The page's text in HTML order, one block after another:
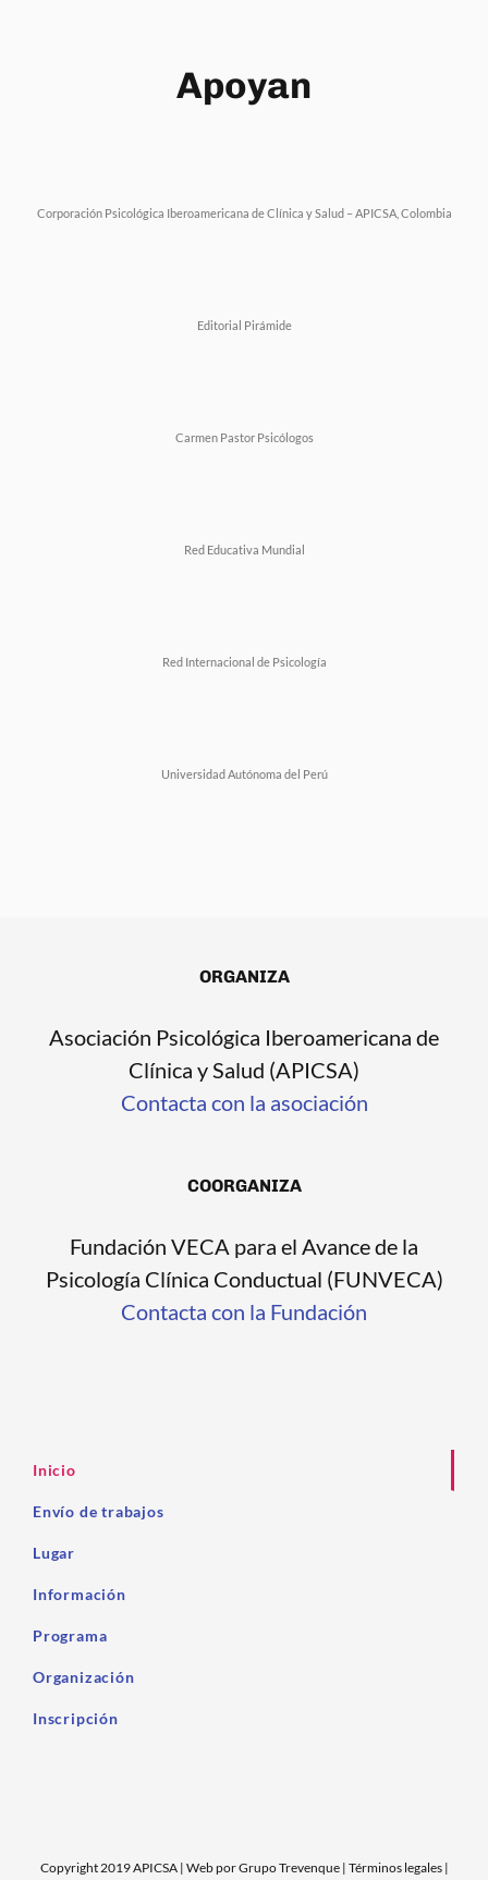
Apoyan
Corporación Psicológica Iberoamericana de Clínica y Salud – APICSA, Colombia
Editorial Pirámide
Carmen Pastor Psicólogos
Red Educativa Mundial
Red Internacional de Psicología
Universidad Autónoma del Perú
ORGANIZA
Asociación Psicológica Iberoamericana de
Clínica y Salud (APICSA)
Contacta con la asociación
COORGANIZA
Fundación VECA para el Avance de la
Psicología Clínica Conductual (FUNVECA)
Contacta con la Fundación
Inicio
Envío de trabajos
Lugar
Información
Programa
Organización
Inscripción
Copyright 2019 APICSA | Web porGrupo Trevenque| Términos legales|